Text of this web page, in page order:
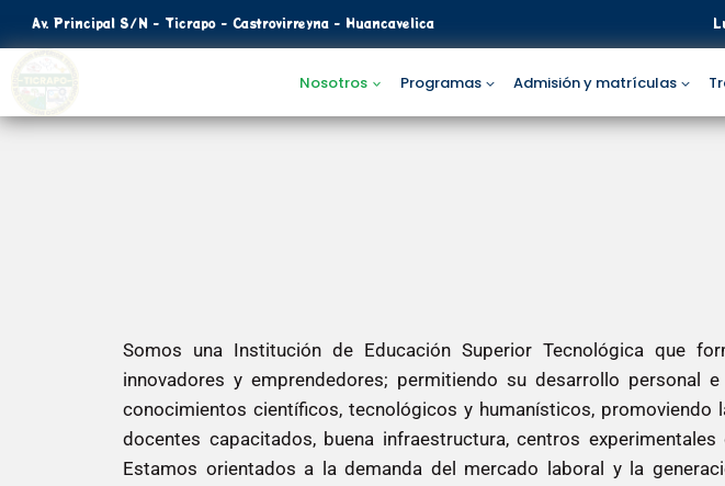
Av. Principal S/N - Ticrapo - Castrovirreyna - Huancavelica
Nosotros Programas Admisión y matrículas
Somos una Institución de Educación Superior Tecnológica que
innovadores y emprendedores; permitiendo su desarrollo personal
conocimientos científicos, tecnológicos y humanísticos,
docentes capacitados, buena infraestructura, centros
Estamos orientados a la demanda del mercado laboral y la